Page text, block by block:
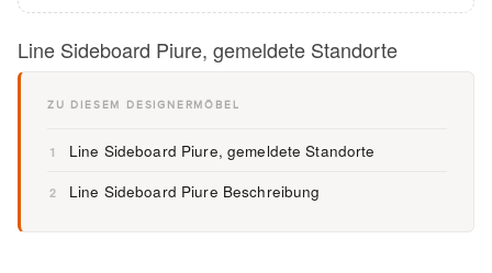
Line Sideboard Piure, gemeldete Standorte
ZU DIESEM DESIGNERMÖBEL
1 Line Sideboard Piure, gemeldete Standorte
2 Line Sideboard Piure Beschreibung